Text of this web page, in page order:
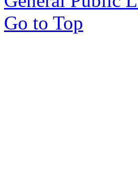
Go to Top